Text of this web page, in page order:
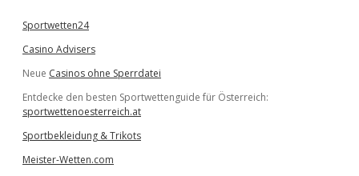
Sportwetten24
Casino Advisers
Neue Casinos ohne Sperrdatei
Entdecke den besten Sportwettenguide für Österreich:
sportwettenoesterreich.at
Sportbekleidung & Trikots
Meister-Wetten.com